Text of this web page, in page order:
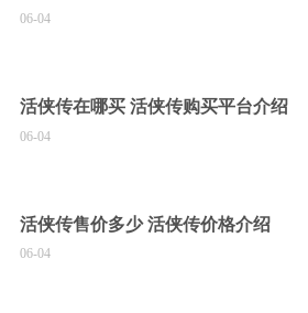
06-04
活侠传在哪买 活侠传购买平台介绍
06-04
活侠传售价多少 活侠传价格介绍
06-04